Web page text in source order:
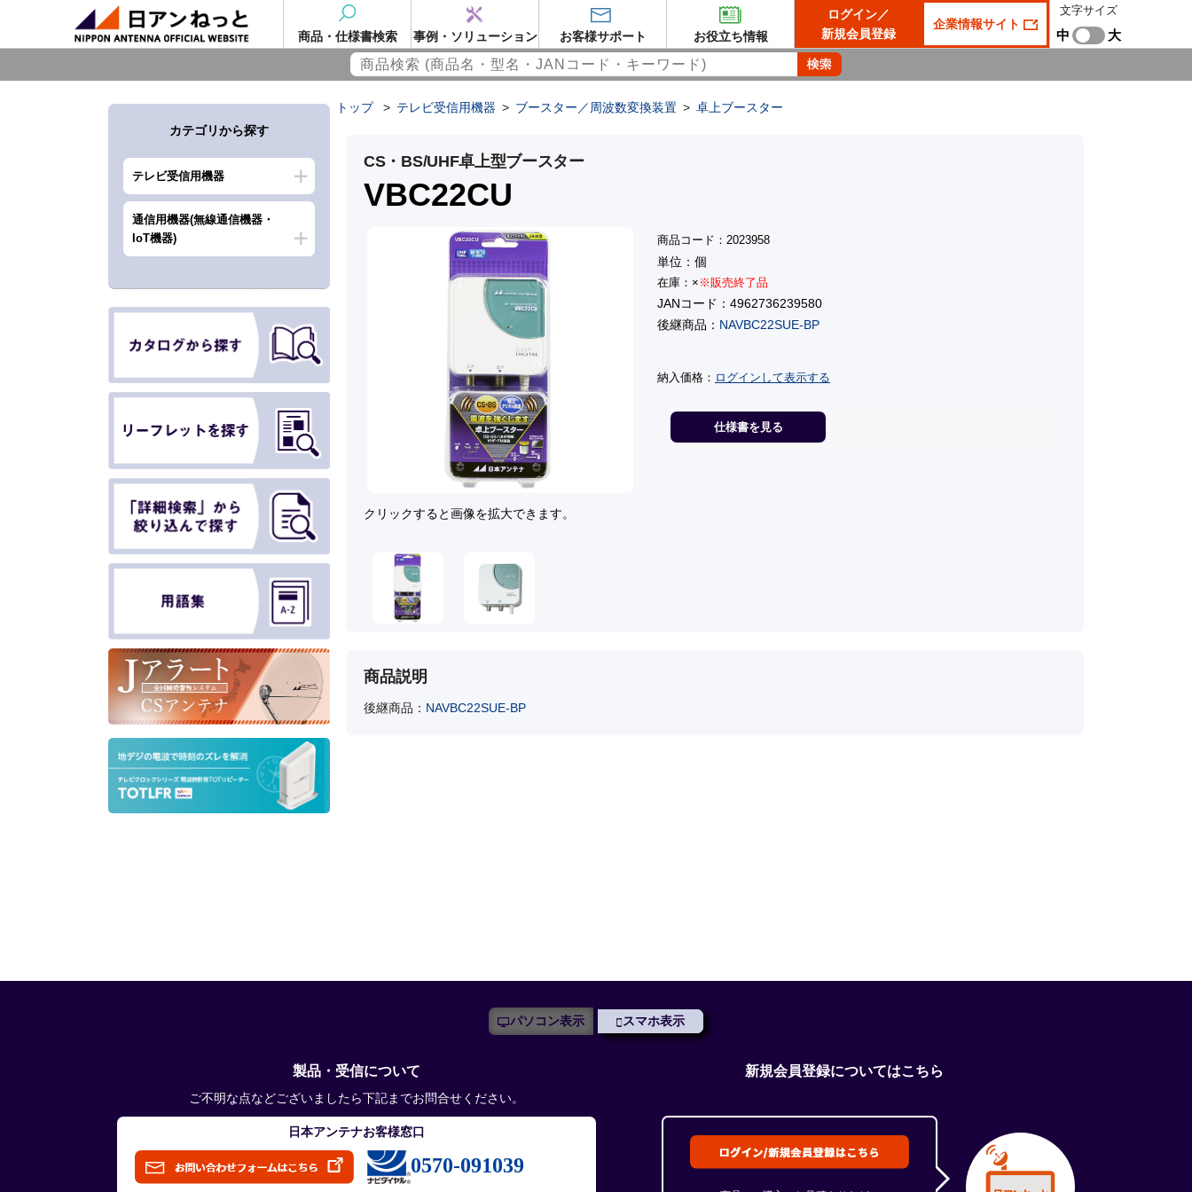
商品・仕様書検索 事例・ソリューション お客様サポート お役立ち情報
ログイン／
新規会員登録
企業情報サイト
文字サイズ
中 大
カテゴリから探す
テレビ受信用機器
通信用機器(無線通信機器・
IoT機器)
トップ > テレビ受信用機器 > ブースター／周波数変換装置 > 卓上ブースター
CS・BS/UHF卓上型ブースター
VBC22CU
クリックすると画像を拡大できます。
商品コード：2023958
単位：個
在庫：× ※販売終了品
JANコード：4962736239580
後継商品： NAVBC22SUE-BP
納入価格： ログインして表示する
仕様書を見る
商品説明
後継商品： NAVBC22SUE-BP
パソコン表示 スマホ表示
製品・受信について
ご不明な点などございましたら下記までお問合せください。
日本アンテナお客様窓口
0570-091039
新規会員登録についてはこちら